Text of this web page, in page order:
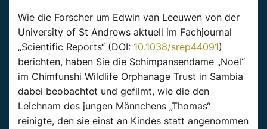
Wie die Forscher um Edwin van Leeuwen von der
University of St Andrews aktuell im Fachjournal
„Scientific Reports“ (DOI: 10.1038/srep44091)
berichten, haben Sie die Schimpansendame „Noel“
im Chimfunshi Wildlife Orphanage Trust in Sambia
dabei beobachtet und gefilmt, wie die den
Leichnam des jungen Männchens „Thomas“
reinigte, den sie einst an Kindes statt angenommen